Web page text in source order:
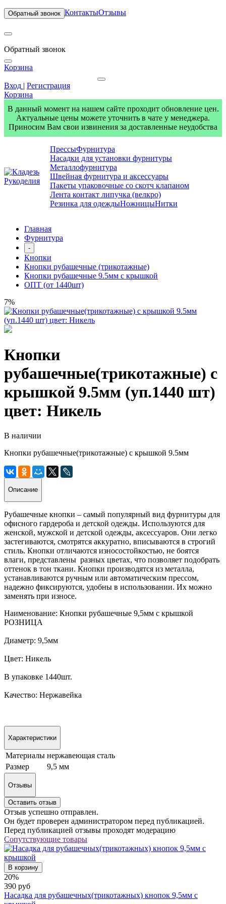
Обратный звонок КонтактыОтзывы
Обратный звонок
Корзина
Вход | Регистрация
Корзина
В данный момент на нашем сайте проходит обновление цен.
Актуальные цены можете уточнить в чате у менеджера.
Приносим Вам свои извинения за доставленные неудобства
ПрессыФурнитура
Насадки для установки фурнитуры
Металлофурнитура
Швейная фурнитура и аксессуары
Пакеты упаковочные со скотч клапаном
Лента контакт липучка (велкро)
Резинка для одеждыНожницыНитки
Главная
Фурнитура
-
Кнопки
Кнопки рубашечные (трикотажные)
Кнопки рубашечные 9.5мм с крышкой
ОПТ (от 1440шт)
7%
Кнопки
рубашечные(трикотажные) с
крышкой 9.5мм (уп.1440 шт)
цвет: Никель
В наличии
Кнопки рубашечные(трикотажные) с крышкой 9.5мм
Описание
Рубашечные кнопки – самый популярный вид фурнитуры для
офисного гардероба и детской одежды. Используются для
женской, мужской и детской одежды, аксессуаров. Они легко
застегиваются, смотрятся аккуратно, вписываются в строгий
стиль. Кнопки отличаются износостойкостью, не боятся
влаги, представлены разных цветах, что позволяет подобрать
оттенок в тон ткани. Кнопки производятся из металла,
устанавливаются ручным или автоматическим прессом,
надежно фиксируются, удобны в использовании. Их можно
заменять при износе.
Наименование: Кнопки рубашечные 9,5мм с крышкой
РОЗНИЦА
Диаметр: 9,5мм
Цвет: Никель
В упаковке 1440шт.
Качество: Нержавейка
Характеристики
Материалы нержавеющая сталь
Размер
9,5 мм
Отзывы
Оставить отзыв
Отзыв успешно отправлен.
Он будет проверен администратором перед публикацией.
Перед публикацией отзывы проходят модерацию
Сопутствующие товары
В корзину
20%
390 руб
Насадка для рубашечных(трикотажных) кнопок 9,5мм с